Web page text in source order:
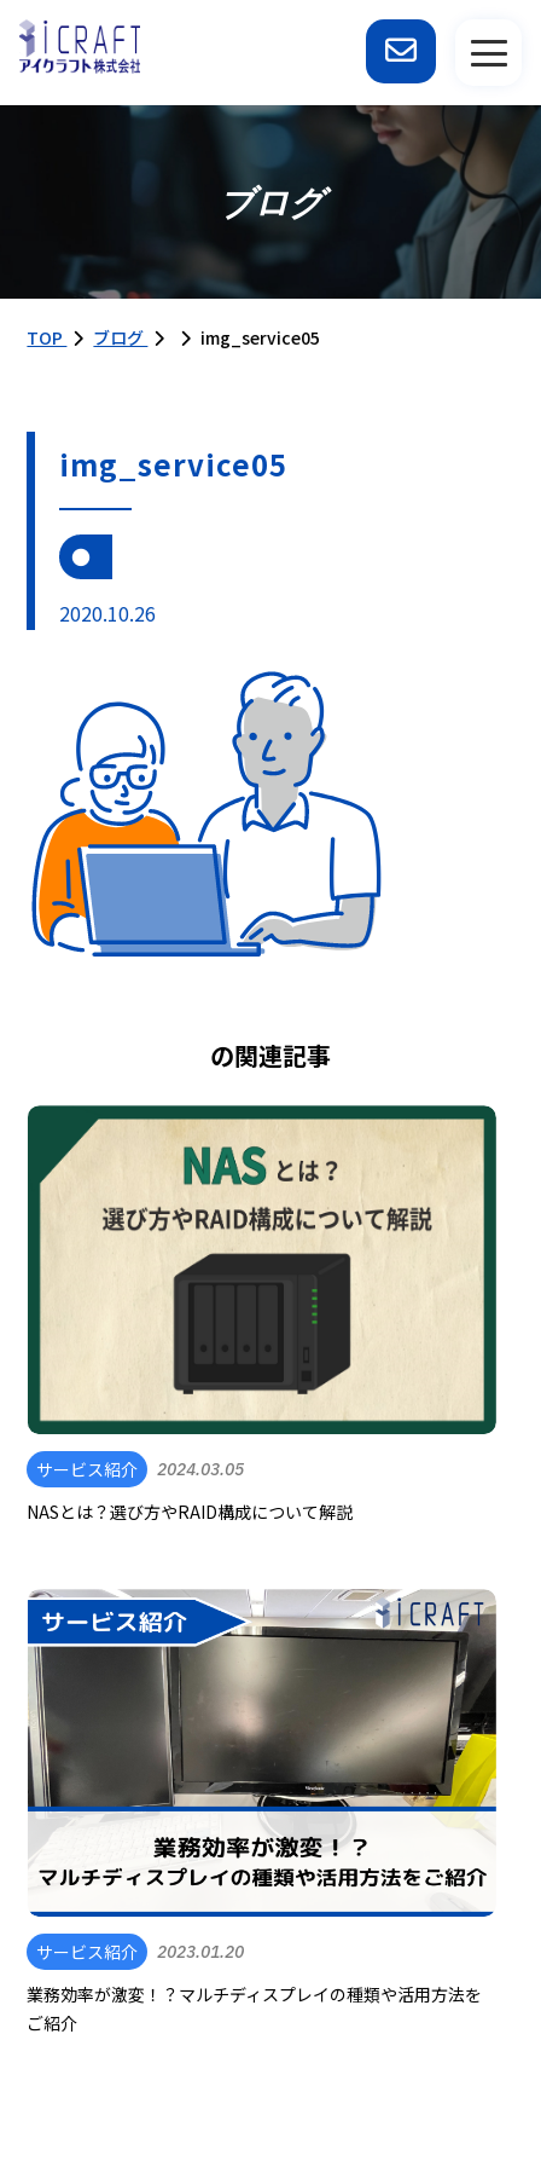
ブログ
TOP ブログ img_service05
img_service05
2020.10.26
の関連記事
サービス紹介 2024.03.05
NASとは？選び方やRAID構成について解説
サービス紹介 2023.01.20
業務効率が激変！？マルチディスプレイの種類や活用方法を
ご紹介